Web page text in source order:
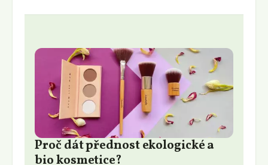
Proč dát přednost ekologické a
bio kosmetice?